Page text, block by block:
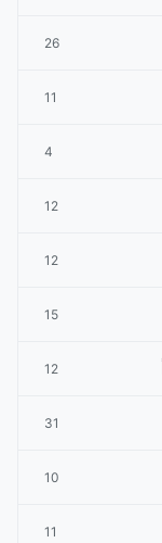
26
11
4
12
12
15
12
31
10
11